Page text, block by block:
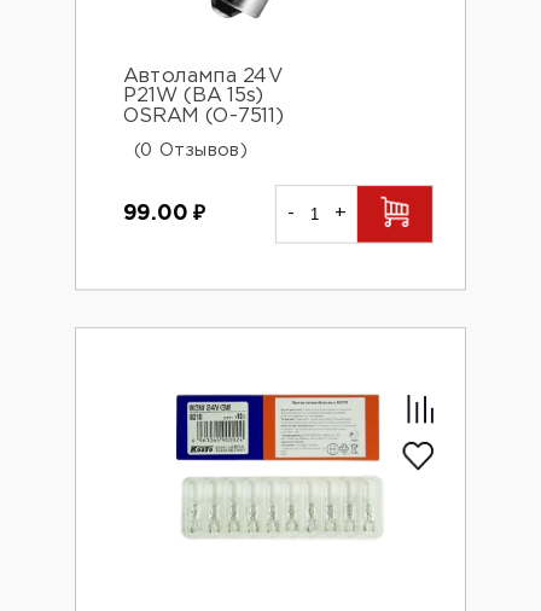
Автолампа 24V
P21W (BA 15s)
OSRAM (О-7511)
(0 Отзывов)
99.00 ₽ - +